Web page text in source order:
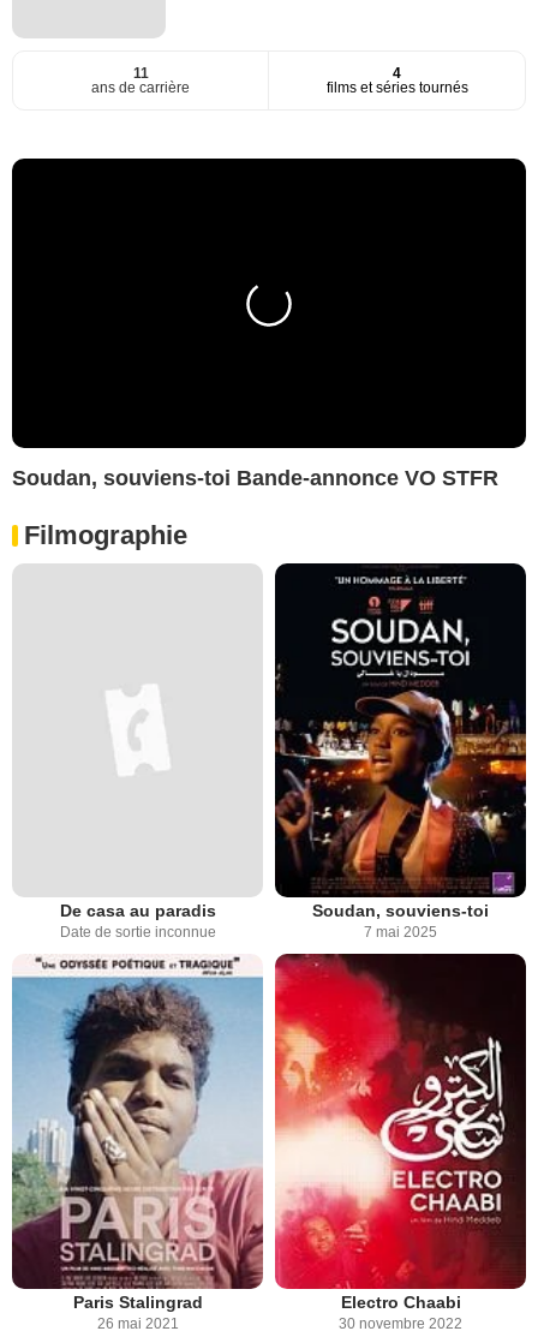
11
ans de carrière
4
films et séries tournés
Soudan, souviens-toi Bande-annonce VO STFR
Filmographie
De casa au paradis
Date de sortie inconnue
Soudan, souviens-toi
7 mai 2025
Paris Stalingrad
26 mai 2021
Electro Chaabi
30 novembre 2022